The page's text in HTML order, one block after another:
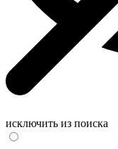
исключить из поиска